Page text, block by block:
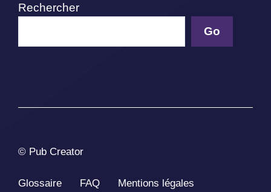
Rechercher
Go
© Pub Creator
Glossaire FAQ Mentions légales